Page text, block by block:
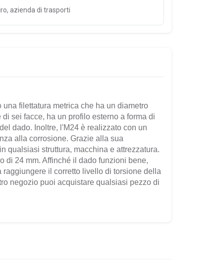
azienda di trasporti
filettatura metrica che ha un diametro
sei facce, ha un profilo esterno a forma di
dado. Inoltre, l'M24 è realizzato con un
alla corrosione. Grazie alla sua
qualsiasi struttura, macchina e attrezzatura.
di 24 mm. Affinché il dado funzioni bene,
il corretto livello di torsione della
negozio puoi acquistare qualsiasi pezzo di